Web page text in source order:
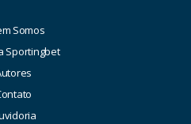
Somos
Sportingbet